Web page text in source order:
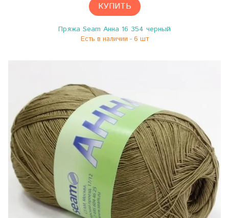
КУПИТЬ
Пряжа Seam Анна 16 354 черный
Есть в наличии - 6 шт